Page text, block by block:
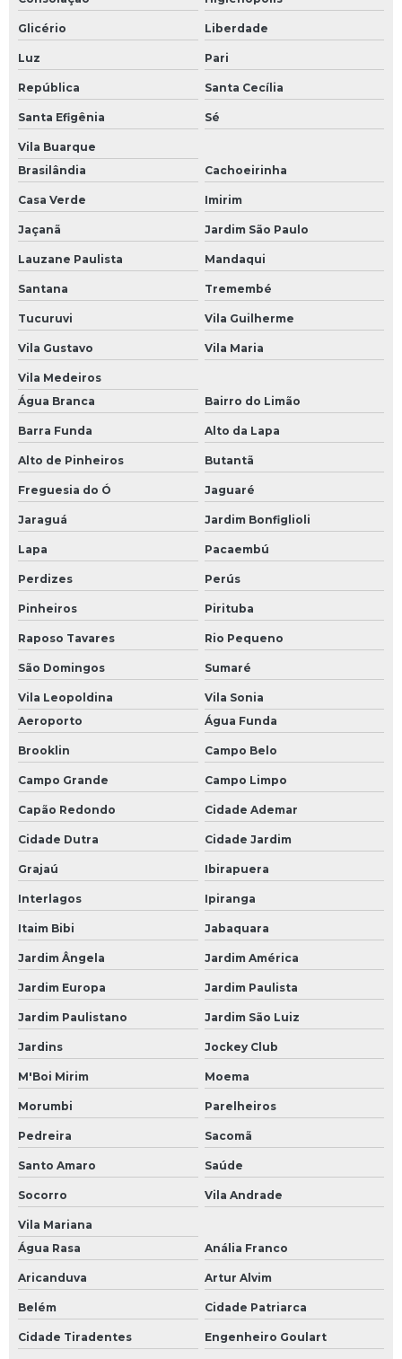
Serviços de refrigeração industrial
Treinamento em refrigeração
Treinamento refrigeração industrial
Valvula de bloqueio para refrigeração
Valvulas para refrigeração industrial
Manutenção de compressores
Bry air
Chiller sabroe
Controle de umidade em sala de testes rápidos
Jonhson controls
Manutenção compressores amônia
Manutenção de compressores jonhson controls
Mayekawa
Projetos de refrigeração industrial
Projetos refrigeração laticinios
Sabroe
Terceirização de operação de casa de máquinas
Treinamento operadores refrigeração
Unisab 4
Glicério Liberdade
Luz Pari
República Santa Cecília
Santa Efigênia Sé
Vila Buarque
Brasilândia
Cachoeirinha
Casa Verde Imirim
Jaçanã Jardim São Paulo
Lauzane Paulista Mandaqui
Santana Tremembé
Tucuruvi Vila Guilherme
Vila Gustavo Vila Maria
Vila Medeiros
Água Branca
Bairro do Limão
Barra Funda Alto da Lapa
Alto de Pinheiros Butantã
Freguesia do Ó Jaguaré
Jaraguá Jardim Bonfiglioli
Lapa Pacaembú
Perdizes Perús
Pinheiros Pirituba
Raposo Tavares Rio Pequeno
São Domingos Sumaré
Vila Leopoldina
Vila Sonia
Aeroporto
Água Funda
Brooklin Campo Belo
Campo Grande Campo Limpo
Capão Redondo Cidade Ademar
Cidade Dutra Cidade Jardim
Grajaú Ibirapuera
Interlagos Ipiranga
Itaim Bibi Jabaquara
Jardim Ângela Jardim América
Jardim Europa Jardim Paulista
Jardim Paulistano Jardim São Luiz
Jardins Jockey Club
M'Boi Mirim Moema
Morumbi Parelheiros
Pedreira Sacomã
Santo Amaro Saúde
Socorro Vila Andrade
Vila Mariana
Água Rasa
Anália Franco
Aricanduva Artur Alvim
Belém Cidade Patriarca
Cidade Tiradentes Engenheiro Goulart